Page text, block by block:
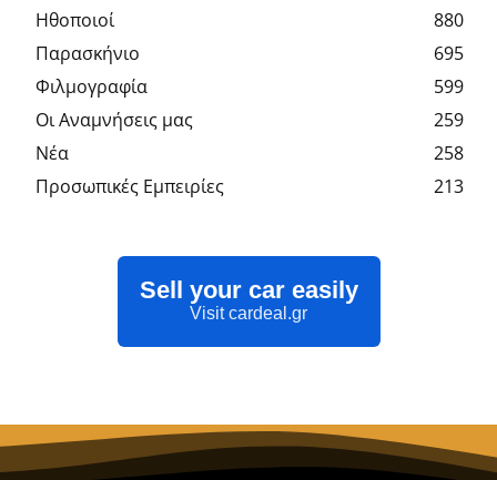
Hθοποιοί
880
Παρασκήνιο
695
Φιλμογραφία
599
Οι Αναμνήσεις μας
259
Νέα
258
Προσωπικές Εμπειρίες
213
Sell your car easily
Visit cardeal.gr